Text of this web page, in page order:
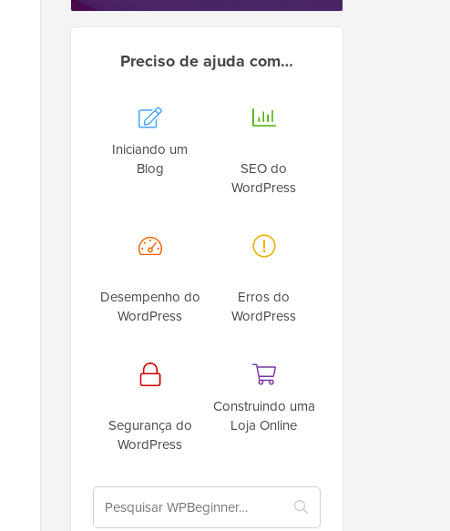
Preciso de ajuda com…
Iniciando um
Blog
SEO do
WordPress
Desempenho do
WordPress
Erros do
WordPress
Segurança do
WordPress
Construindo uma
Loja Online